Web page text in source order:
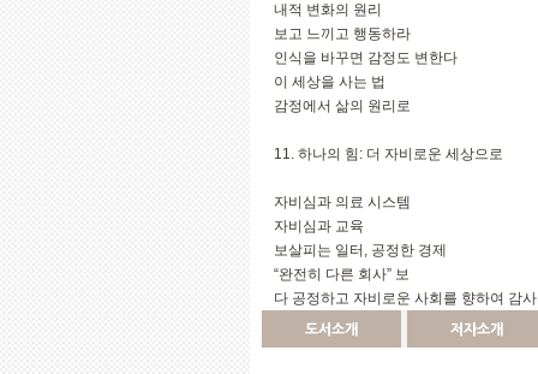
내적 변화의 원리
보고 느끼고 행동하라
인식을 바꾸면 감정도 변한다
이 세상을 사는 법
감정에서 삶의 원리로
11. 하나의 힘: 더 자비로운 세상으로
자비심과 의료 시스템
자비심과 교육
보살피는 일터, 공정한 경제
“완전히 다른 회사” 보
다 공정하고 자비로운 사회를 향하여 감
도서소개 저자소개